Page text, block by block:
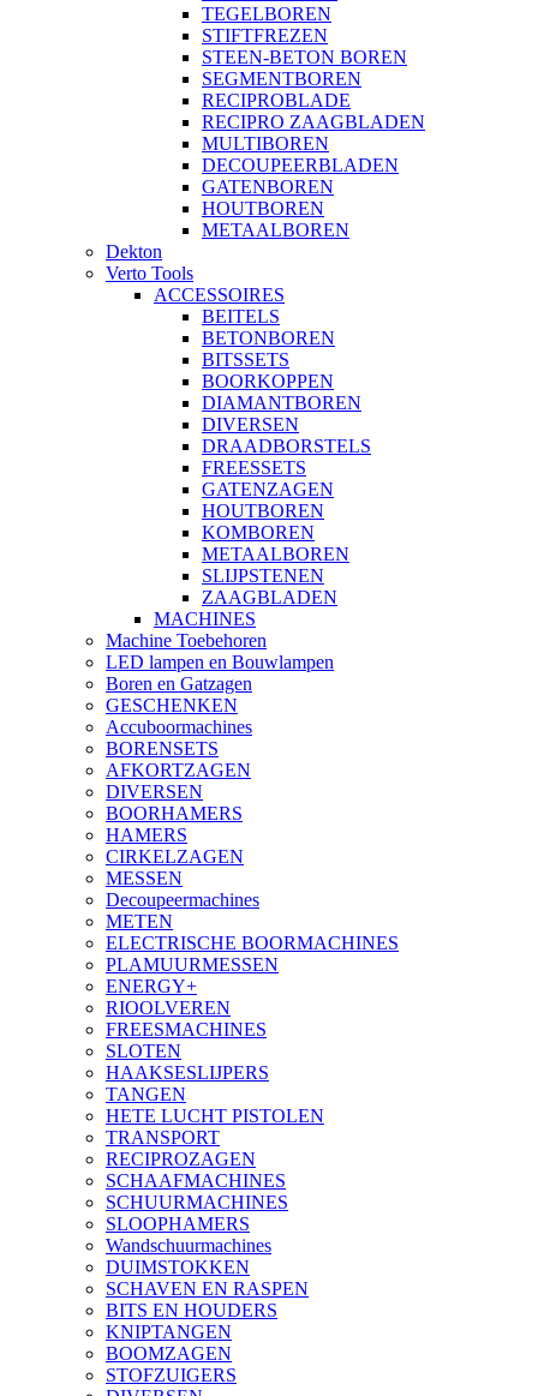
TEGELBOREN
STIFTFREZEN
STEEN-BETON BOREN
SEGMENTBOREN
RECIPROBLADE
RECIPRO ZAAGBLADEN
MULTIBOREN
DECOUPEERBLADEN
GATENBOREN
HOUTBOREN
METAALBOREN
Dekton
Verto Tools
ACCESSOIRES
BEITELS
BETONBOREN
BITSSETS
BOORKOPPEN
DIAMANTBOREN
DIVERSEN
DRAADBORSTELS
FREESSETS
GATENZAGEN
HOUTBOREN
KOMBOREN
METAALBOREN
SLIJPSTENEN
ZAAGBLADEN
MACHINES
Machine Toebehoren
LED lampen en Bouwlampen
Boren en Gatzagen
GESCHENKEN
Accuboormachines
BORENSETS
AFKORTZAGEN
DIVERSEN
BOORHAMERS
HAMERS
CIRKELZAGEN
MESSEN
Decoupeermachines
METEN
ELECTRISCHE BOORMACHINES
PLAMUURMESSEN
ENERGY+
RIOOLVEREN
FREESMACHINES
SLOTEN
HAAKSESLIJPERS
TANGEN
HETE LUCHT PISTOLEN
TRANSPORT
RECIPROZAGEN
SCHAAFMACHINES
SCHUURMACHINES
SLOOPHAMERS
Wandschuurmachines
DUIMSTOKKEN
SCHAVEN EN RASPEN
BITS EN HOUDERS
KNIPTANGEN
BOOMZAGEN
STOFZUIGERS